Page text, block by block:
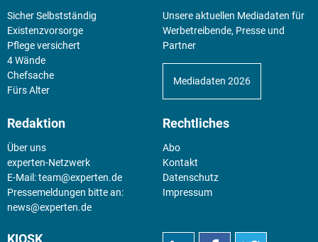
Sicher Selbstständig
Existenz­vorsorge
Pflege versichert
4 Wände
Chefsache
Fürs Alter
Unsere aktuellen Mediadaten für
Werbetreibende, Presse und
Partner
Mediadaten 2026
Redaktion
Über uns
experten-Netzwerk
E-Mail:team@experten.de
Pressemeldungen bitte an:
news@experten.de
Rechtliches
Abo
Kontakt
Datenschutz
Impressum